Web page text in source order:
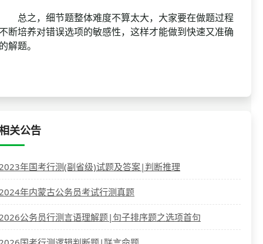
之，细节题整体难度不算太大，大家要在做题过程
断培养对错误选项的敏感性，这样才能做到快速又准确
解题。
关公告
年国考行测(副省级)试题及答案|判断推理
年内蒙古公务员考试行测真题
公务员行测言语理解题|句子排序题之选项首句